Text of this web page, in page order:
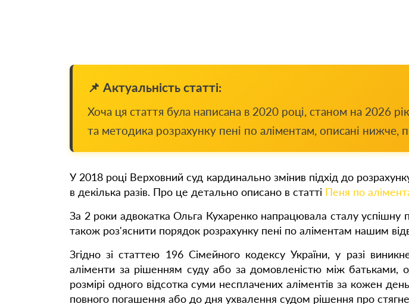
📌 Актуальність статті:
Хоча ця стаття була написана в 2020 році, станом на 2026
та методика розрахунку пені по аліментам, описані нижче,
У 2018 році Верховний суд кардинально змінив підхід до
в декілька разів. Про це детально описано в статті Пеня по
За 2 роки адвокатка Ольга Кухаренко напрацювала сталу успішну
також роз'яснити порядок розрахунку пені по аліментам нашим
Згідно зі статтею 196 Сімейного кодексу України, у разі
аліменти за рішенням суду або за домовленістю між батьками,
розмірі одного відсотка суми несплачених аліментів за кожен
повного погашення або до дня ухвалення судом рішення про